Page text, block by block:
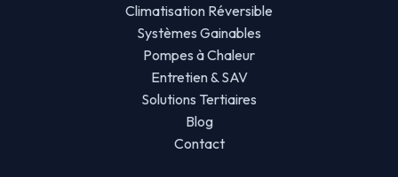
Climatisation Réversible
Systèmes Gainables
Pompes à Chaleur
Entretien & SAV
Solutions Tertiaires
Blog
Contact